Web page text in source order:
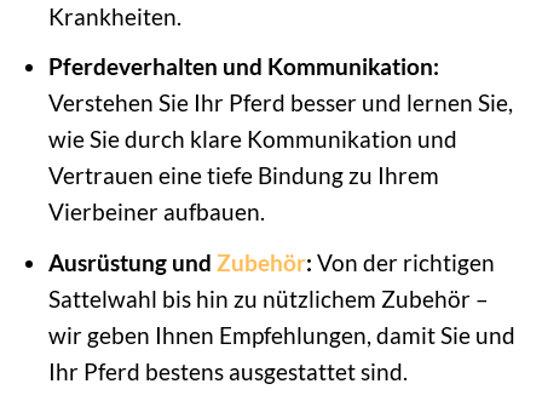
Krankheiten.
Pferdeverhalten und Kommunikation:
Verstehen Sie Ihr Pferd besser und lernen Sie,
wie Sie durch klare Kommunikation und
Vertrauen eine tiefe Bindung zu Ihrem
Vierbeiner aufbauen.
Ausrüstung und Zubehör: Von der richtigen
Sattelwahl bis hin zu nützlichem Zubehör –
wir geben Ihnen Empfehlungen, damit Sie und
Ihr Pferd bestens ausgestattet sind.